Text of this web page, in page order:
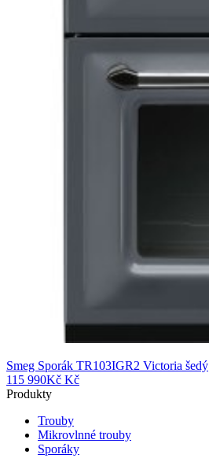
Smeg Sporák TR103IGR2 Victoria šedý
115 990Kč Kč
Produkty
Trouby
Mikrovlnné trouby
Sporáky